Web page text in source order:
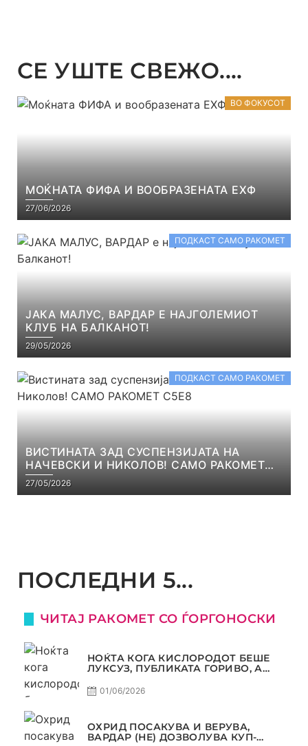
СЕ УШТЕ СВЕЖО....
ВО ФОКУСОТ
МОЌНАТА ФИФА И ВООБРАЗЕНАТА ЕХФ
27/06/2026
ПОДКАСТ САМО РАКОМЕТ
ЈАКА МАЛУС, ВАРДАР Е НАЈГОЛЕМИОТ
КЛУБ НА БАЛКАНОТ!
29/05/2026
ПОДКАСТ САМО РАКОМЕТ
ВИСТИНАТА ЗАД СУСПЕНЗИЈАТА НА
НАЧЕВСКИ И НИКОЛОВ! САМО РАКОМЕТ
С5Е8
27/05/2026
ПОСЛЕДНИ 5...
ЧИТАЈ РАКОМЕТ СО ЃОРГОНОСКИ
НОЌТА КОГА КИСЛОРОДОТ БЕШЕ
ЛУКСУЗ, ПУБЛИКАТА ГОРИВО, А
01/06/2026
ОХРИД ПОСАКУВА И ВЕРУВА,
ВАРДАР (НЕ) ДОЗВОЛУВА КУП-